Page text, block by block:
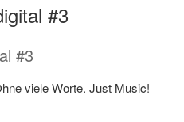
#3
#3
viele Worte. Just Music!